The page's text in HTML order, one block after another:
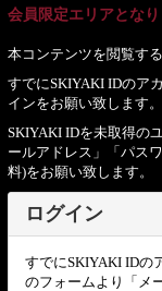
会員限定エリアとな
本コンテンツを閲覧す
すでにSKIYAKI IDのア
インをお願い致します。
SKIYAKI IDを未取得の
ールアドレス」「パス
料)をお願い致します。
ログイン
すでにSKIYAKI IDの
のフォームより「メ